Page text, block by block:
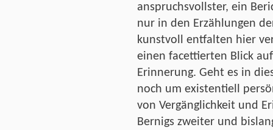
anspruchsvollster, ein
nur in den Erzählungen
kunstvoll entfalten hier
einen facettierten Blick
Erinnerung. Geht es in
noch um existentiell
von Vergänglichkeit und
Bernigs zweiter und